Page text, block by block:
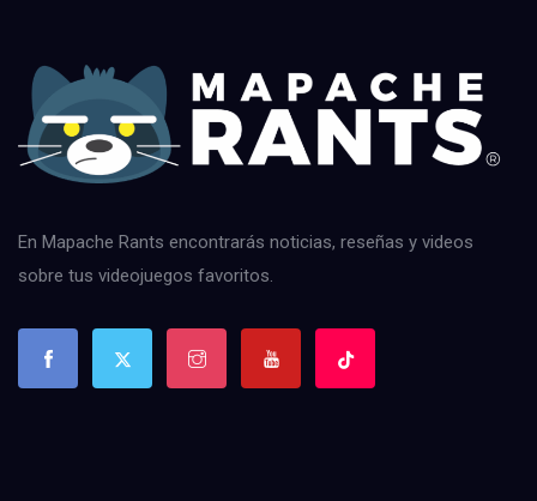
En Mapache Rants encontrarás noticias, reseñas y videos
sobre tus videojuegos favoritos.